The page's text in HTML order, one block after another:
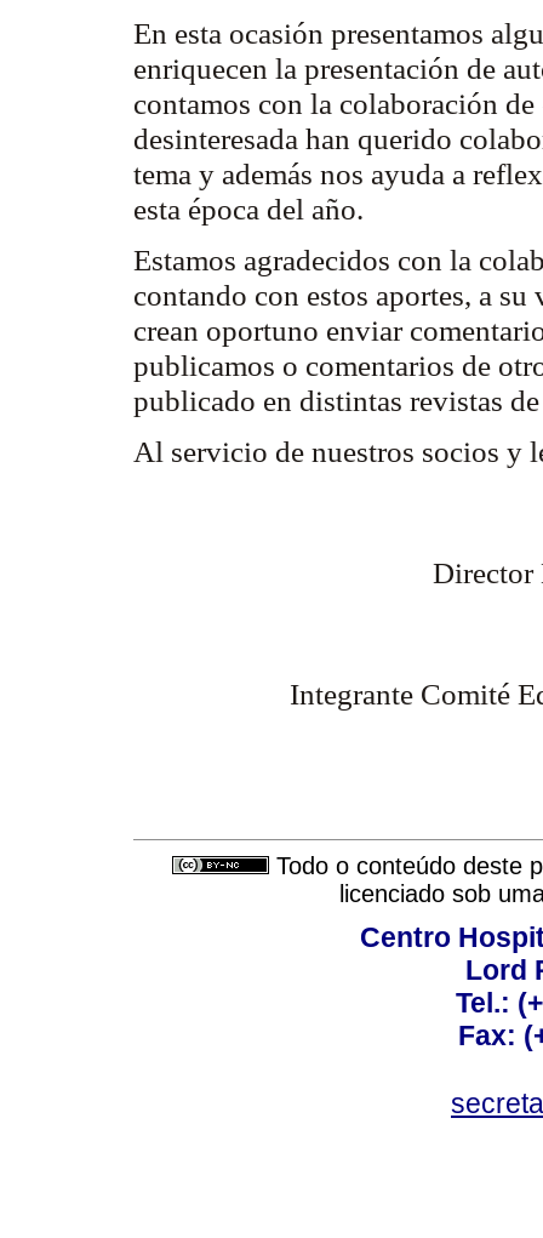
En esta ocasión presentamos
enriquecen la presentación de
contamos con la colaboración
desinteresada han querido
tema y además nos ayuda a
esta época del año.
Estamos agradecidos con la
contando con estos aportes, a
crean oportuno enviar
publicamos o comentarios de
publicado en distintas revistas
Al servicio de nuestros socios y
Director
Integrante Comité
Todo o conteúdo deste
licenciado sob
Centro
Lord
Tel.:
Fax: